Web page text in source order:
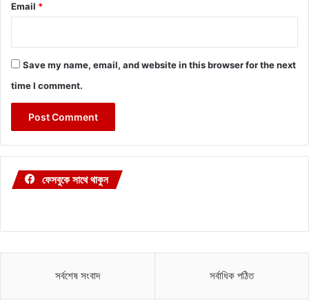
Email *
Save my name, email, and website in this browser for the next
time I comment.
ফেসবুকে সাথে থাকুন
সর্বশেষ সংবাদ সর্বাধিক পঠিত